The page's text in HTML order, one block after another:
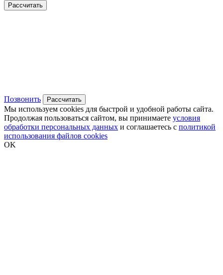
Рассчитать
Позвонить Рассчитать
Мы используем cookies для быстрой и удобной работы сайта.
Продолжая пользоваться сайтом, вы принимаете условия
обработки персональных данных и соглашаетесь с политикой
использования файлов cookies
OK